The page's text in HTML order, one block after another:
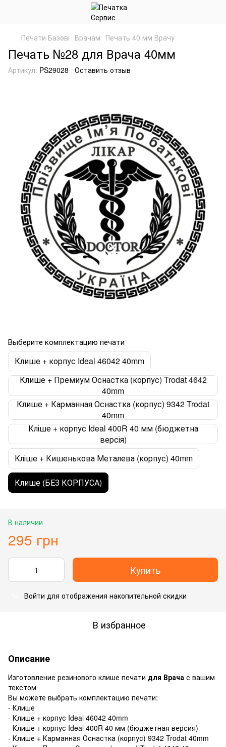
Печати Базові Врачам Печать 40 мм Врачу
Печать №28 для Врача 40мм
Артикул: PS29028 Оставить отзыв
Выберите комплектацию печати
Клише + корпус Ideal 46042 40mm
Клише + Премиум Оснастка (корпус) Trodat 4642
40mm
Клише + Карманная Оснастка (корпус) 9342 Trodat
40mm
Кліше + корпус Ideal 400R 40 мм (бюджетна
версія)
Кліше + Кишенькова Металева (корпус) 40mm
Клише (БЕЗ КОРПУСА)
В наличии
295 грн
Купить
Войти для отображения накопительной скидки
В избранное
Описание
Изготовление резинового клише печати для Врача с вашим
текстом
Вы можете выбрать комплектацию печати:
- Клише
- Клише + корпус Ideal 46042 40mm
- Клише + корпус Ideal 400R 40 мм (бюджетная версия)
- Клише + Карманная Оснастка (корпус) 9342 Trodat 40mm